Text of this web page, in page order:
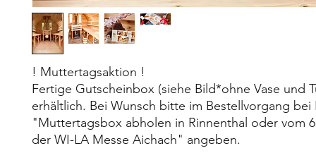
! Muttertagsaktion !
Fertige Gutscheinbox (siehe Bild*ohne Vase und
erhältlich. Bei Wunsch bitte im Bestellvorgang bei
"Muttertagsbox abholen in Rinnenthal oder vom
der WI-LA Messe Aichach" angeben.